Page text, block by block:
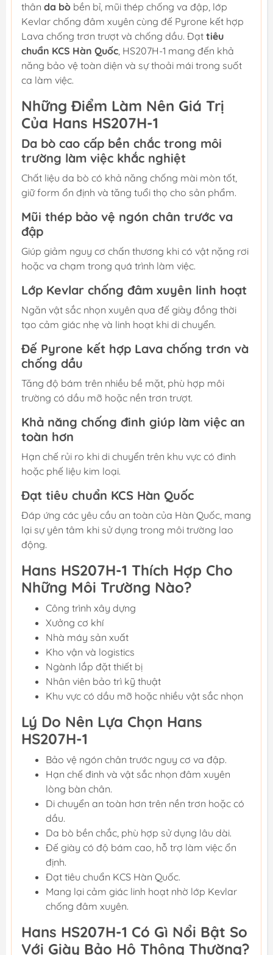
thân da bò bền bỉ, mũi thép chống va đập, lớp
Kevlar chống đâm xuyên cùng đế Pyrone kết hợp
Lava chống trơn trượt và chống dầu. Đạt tiêu
chuẩn KCS Hàn Quốc, HS207H-1 mang đến khả
năng bảo vệ toàn diện và sự thoải mái trong suốt
ca làm việc.
Những Điểm Làm Nên Giá Trị
Của Hans HS207H-1
Da bò cao cấp bền chắc trong môi
trường làm việc khắc nghiệt
Chất liệu da bò có khả năng chống mài mòn tốt,
giữ form ổn định và tăng tuổi thọ cho sản phẩm.
Mũi thép bảo vệ ngón chân trước va
đập
Giúp giảm nguy cơ chấn thương khi có vật nặng rơi
hoặc va chạm trong quá trình làm việc.
Lớp Kevlar chống đâm xuyên linh hoạt
Ngăn vật sắc nhọn xuyên qua đế giày đồng thời
tạo cảm giác nhẹ và linh hoạt khi di chuyển.
Đế Pyrone kết hợp Lava chống trơn và
chống dầu
Tăng độ bám trên nhiều bề mặt, phù hợp môi
trường có dầu mỡ hoặc nền trơn trượt.
Khả năng chống đinh giúp làm việc an
toàn hơn
Hạn chế rủi ro khi di chuyển trên khu vực có đinh
hoặc phế liệu kim loại.
Đạt tiêu chuẩn KCS Hàn Quốc
Đáp ứng các yêu cầu an toàn của Hàn Quốc, mang
lại sự yên tâm khi sử dụng trong môi trường lao
động.
Hans HS207H-1 Thích Hợp Cho
Những Môi Trường Nào?
Công trình xây dựng
Xưởng cơ khí
Nhà máy sản xuất
Kho vận và logistics
Ngành lắp đặt thiết bị
Nhân viên bảo trì kỹ thuật
Khu vực có dầu mỡ hoặc nhiều vật sắc nhọn
Lý Do Nên Lựa Chọn Hans
HS207H-1
Bảo vệ ngón chân trước nguy cơ va đập.
Hạn chế đinh và vật sắc nhọn đâm xuyên
lòng bàn chân.
Di chuyển an toàn hơn trên nền trơn hoặc có
dầu.
Da bò bền chắc, phù hợp sử dụng lâu dài.
Đế giày có độ bám cao, hỗ trợ làm việc ổn
định.
Đạt tiêu chuẩn KCS Hàn Quốc.
Mang lại cảm giác linh hoạt nhờ lớp Kevlar
chống đâm xuyên.
Hans HS207H-1 Có Gì Nổi Bật So
Với Giày Bảo Hộ Thông Thường?